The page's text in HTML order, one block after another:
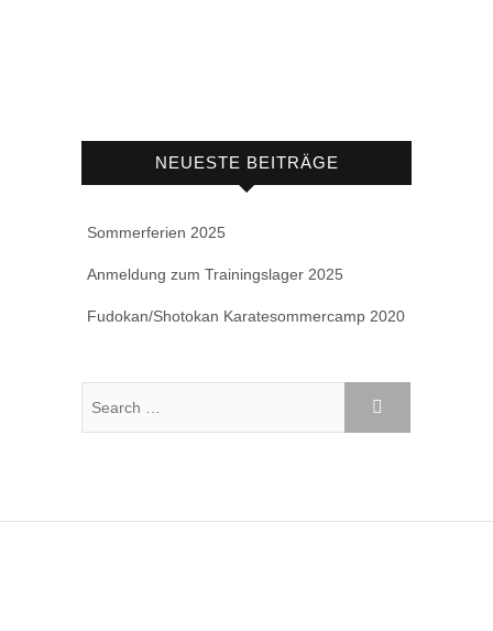
NEUESTE BEITRÄGE
Sommerferien 2025
Anmeldung zum Trainingslager 2025
Fudokan/Shotokan Karatesommercamp 2020